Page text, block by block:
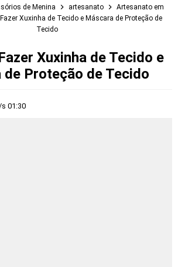
de Menina artesanato
Artesanato em
Xuxinha de Tecido e Máscara de Proteção de
Tecido
Xuxinha de Tecido e
de Proteção de Tecido
s 01:30